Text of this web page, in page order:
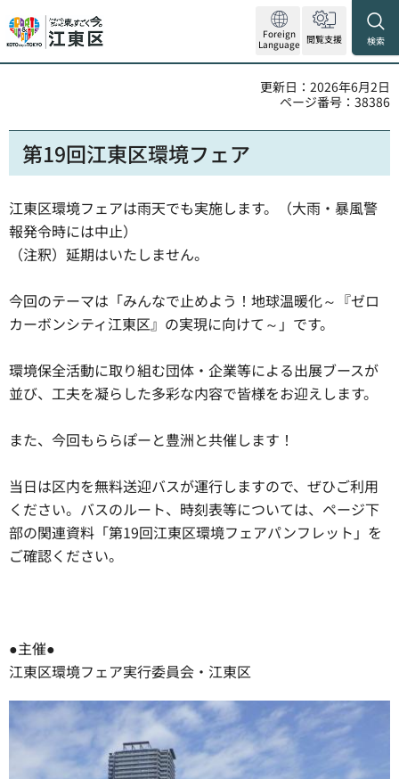
Foreign
Language 閲覧支援 検索
更新日：2026年6月2日
ページ番号：38386
第19回江東区環境フェア
江東区環境フェアは雨天でも実施します。（大雨・暴風警
報発令時には中止）
（注釈）延期はいたしません。
今回のテーマは「みんなで止めよう！地球温暖化～『ゼロ
カーボンシティ江東区』の実現に向けて～」です。
環境保全活動に取り組む団体・企業等による出展ブースが
並び、工夫を凝らした多彩な内容で皆様をお迎えします。
また、今回もららぽーと豊洲と共催します！
当日は区内を無料送迎バスが運行しますので、ぜひご利用
ください。バスのルート、時刻表等については、ページ下
部の関連資料「第19回江東区環境フェアパンフレット」を
ご確認ください。
●主催●
江東区環境フェア実行委員会・江東区